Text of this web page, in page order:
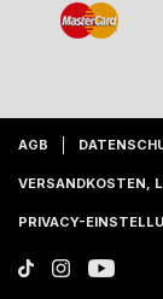
AGB
VERSANDKOSTEN,
PRIVACY-